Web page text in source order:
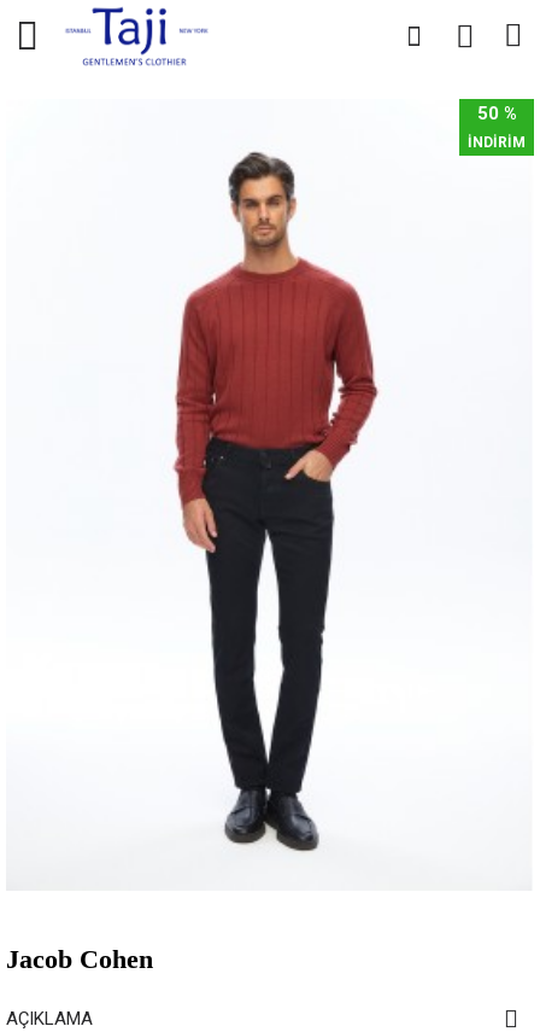
İNDİRİM
50 %
Jacob Cohen
AÇIKLAMA